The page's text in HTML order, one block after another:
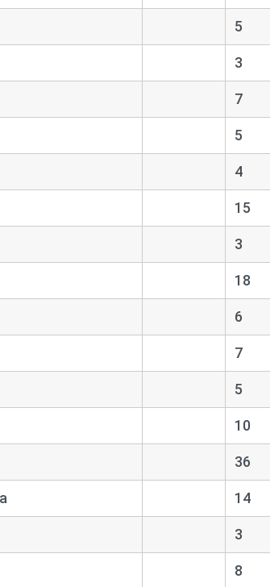
5
3
7
5
4
15
3
18
6
7
5
10
36
14
3
8